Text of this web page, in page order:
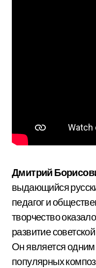
Дмитрий
выдающийся
педагог и
творчество
развитие
Он является
популярных